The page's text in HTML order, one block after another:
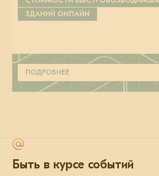
ЗДАНИЙ ОНЛАЙН
ПОДРОБНЕЕ
Быть в курсе событий